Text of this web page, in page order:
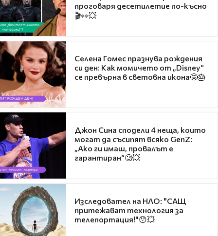
проговаря десетилетие по-късно
🎬👀💥
Селена Гомес празнува рождения
си ден: Как момичето от „Disney“
се превърна в световна икона🤩🎂
Джон Сина сподели 4 неща, които
могат да съсипят всяко GenZ:
„Ако ги имаш, провалът е
гарантиран“🧐💥
Изследовател на НЛО: "САЩ
притежават технология за
телепортация!"😯💥